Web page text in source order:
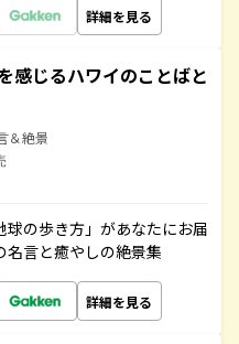
詳細を見る
感じるハワイのことばと
＆絶景
の歩き方」があなたにお届
名言と癒やしの絶景集
詳細を見る